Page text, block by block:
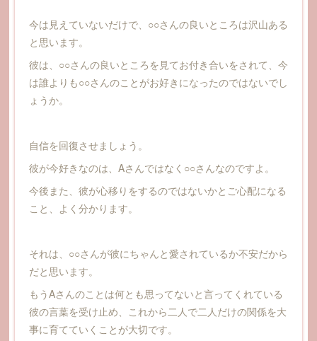
今は見えていないだけで、○○さんの良いところは沢山ある
と思います。
彼は、○○さんの良いところを見てお付き合いをされて、今
は誰よりも○○さんのことがお好きになったのではないでし
ょうか。
自信を回復させましょう。
彼が今好きなのは、Aさんではなく○○さんなのですよ。
今後また、彼が心移りをするのではないかとご心配になる
こと、よく分かります。
それは、○○さんが彼にちゃんと愛されているか不安だから
だと思います。
もうAさんのことは何とも思ってないと言ってくれている
彼の言葉を受け止め、これから二人で二人だけの関係を大
事に育てていくことが大切です。